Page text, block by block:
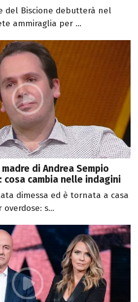
del Biscione debutterà nel
ammiraglia per ...
di Andrea Sempio
cambia nelle indagini
dimessa ed è tornata a casa
s...